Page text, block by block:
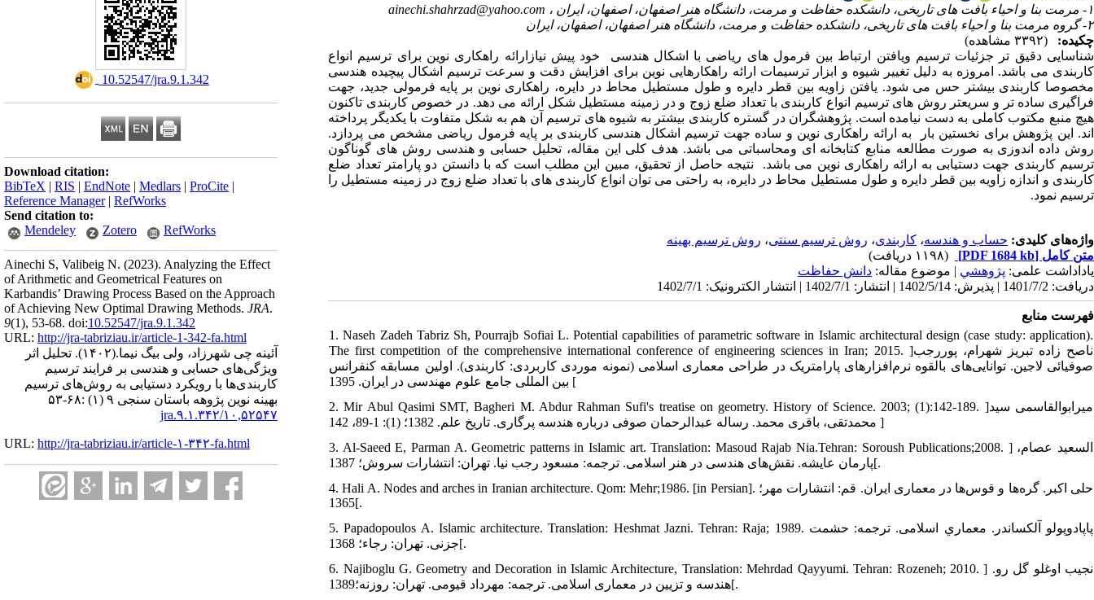
‎ 10.52547/jra.9.1.342
Download citation:
BibTeX | RIS | EndNote | Medlars | ProCite |
Reference Manager| RefWorks
Send citation to:
Mendeley
Zotero RefWorks
Ainechi S, Valibeig N. (2023). Analyzing the Effect
of Arithmetic and Geometrical Features on
Karbandis’ Drawing Process Based on the Approach
of Achieving New Optimal Drawing Methods. JRA.
9(1), 53-68. doi:10.52547/jra.9.1.342
URL: http://jra-tabriziau.ir/article-1-342-fa.html
آئینه چی شهرزاد، ولی بیگ نیما.(۱۴۰۲).
تحلیل اثر
ویژگی‌های حسابی و هندسی بر فرایند ترسیم
کاربندی‌ها با رویکرد دستیابی به روش‌های ترسیم
بهینه نوین پژوهه باستان سنجی ۹ (۱) :۶۸-۵۳
۱۰,۵۲۵۴۷/jra.۹.۱.۳۴۲
URL: http://jra-tabriziau.ir/article-۱-۳۴۲-fa.html
۱- مرمت بنا و احیاء بافت های تاریخی، دانشکده حفاظت و مرمت، دانشگاه هنر اصفهان، اصفهان، ایران ،
ainechi.shahrzad@yahoo.com
۲- گروه مرمت بنا و احیاء بافت های تاریخی، دانشکده حفاظت و مرمت، دانشگاه هنر اصفهان، اصفهان، ایران
چکیده:
(۳۳۹۲ مشاهده)
شناسایی دقیق تر جزئیات ترسیم ویافتن ارتباط بین فرمول های ریاضی با اشکال هندسی خود پیش نیازارائه راهکاری نوین برای ترسیم انواع
کاربندی می باشد. امروزه به دلیل تغییر شیوه و ابزار ترسیمات ارائه راهکارهایی نوین برای افزایش دقت و سرعت ترسیم اشکال پیچیده هندسی
مخصوصا کاربندی بیشتر حس می شود. یافتن زاویه بین قطر دایره و طول مستطیل محاط در دایره، راهکاری نوین بر پایه فرمولی جدید، جهت
فراگیری ساده تر و سریعتر روش های ترسیم انواع کاربندی با تعداد ضلع زوج و در زمینه مستطیل شکل ارائه می دهد. در خصوص کاربندی تاکنون
هیچ منبع مکتوب کاملی به دست نیامده است. پژوهشگران در گستره کاربندی بیشتر به شیوه های ترسیم آن هم به شکل متفاوت با یکدیگر پرداخته
اند. این پژوهش برای نخستین بار به ارائه راهکاری نوین و ساده جهت ترسیم اشکال هندسی کاربندی بر پایه فرمول ریاضی مشخص می پردازد.
روش داده اندوزی به صورت مطالعه منابع کتابخانه ای ومحاسباتی می باشد. هدف کلی این مقاله، تحلیل حسابی و هندسی روش های گوناگون
ترسیم کاربندی جهت دستیابی به ارائه راهکاری نوین می باشد. نتیجه حاصل از تحقیق، مبین این مطلب است که با دانستن دو پارامتر تعداد ضلع
کاربندی و اندازه زاویه بین قطر دایره و طول مستطیل محاط در دایره، به راحتی می توان انواع کاربندی های با تعداد ضلع زوج در زمینه مستطیل را
ترسیم نمود.
واژه‌های کلیدی: حساب و هندسه، کاربندی، روش ترسیم سنتی، روش ترسیم بهینه
متن کامل [PDF 1684 kb]
(۱۱۹۸ دریافت)
یاداداشت علمی: پژوهشي | موضوع مقاله: دانش حفاظت
دریافت: 1401/7/2 | پذیرش: 1402/5/14 | انتشار: 1402/7/1 | انتشار الکترونیک: 1402/7/1
فهرست منابع
1. Naseh Zadeh Tabriz Sh, Pourrajb Sofiai L. Potential capabilities of parametric software in Islamic architectural design (case study: application).
The first competition of the comprehensive international conference of engineering sciences in Iran; 2015. ]ناصح زاده تبریز شهرام، پوررجب
صوفیائی لاجین. توانایی‌های بالقوه نرم‌افزارهای پارامتریک در طراحی معماری اسلامی (نمونه موردی کاربردی: کاربندی). اولین مسابقه کنفرانس
بین المللی جامع علوم مهندسی در ایران. 1395 [
2. Mir Abul Qasimi SMT, Bagheri M. Abdur Rahman Sufi's treatise on geometry. History of Science. 2003; (1):142-189. ]میرابوالقاسمی سید
محمدتقی، باقری محمد. رساله عبدالرحمان صوفی درباره هندسه پرگاری. تاریخ علم. 1382؛ (1): 1-89، 142 ]
3. Al-Saeed E, Parman A. Geometric patterns in Islamic art. Translation: Masoud Rajab Nia.Tehran: Soroush Publications;2008. ] السعید عصام،
پارمان عایشه. نقش‌های هندسی در هنر اسلامی. ترجمه: مسعود رجب نیا. تهران: انتشارات سروش؛ 1387[.
4. Hali A. Nodes and arches in Iranian architecture. Qom: Mehr;1986. [in Persian]. حلی اکبر. گره‌ها و قوس‌ها در معماری ایران. قم: انتشارات مهر؛
1365[.
5. Papadopoulos A. Islamic architecture. Translation: Heshmat Jazni. Tehran: Raja; 1989. پاپادوپولو آلکساندر. معماري اسلامی. ت‍رج‍مه‌: حشمت
جزنی. تهران: رجاء؛ 1368[.
6. Najiboglu G. Geometry and Decoration in Islamic Architecture, Translation: Mehrdad Qayyumi. Tehran: Rozeneh; 2010. ] نجیب اوغلو گل رو.
هندسه و تزیین در معماری اسلامی. ترجمه: مهرداد قیومی. تهران: روزنه؛1389[.